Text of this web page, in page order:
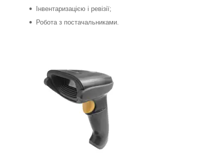
Інвентаризацією і ревізії;
Робота з постачальниками.